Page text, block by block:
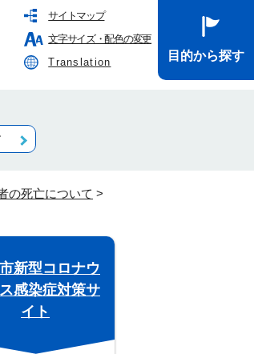
サイトマップ
文字サイズ・配色の変更
Translation
目的から探す
の死亡について >
新型コロナウ
感染症対策サ
イト